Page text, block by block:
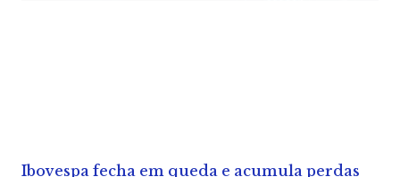
Ibovespa fecha em queda e acumula perdas